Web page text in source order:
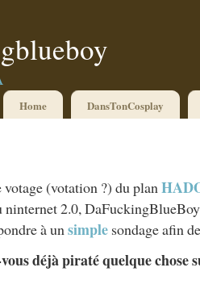
Home DansTonCosplay
(votation ?) du plan
ninternet 2.0,
à unsimple sondage afin
déjà piraté quelque chose